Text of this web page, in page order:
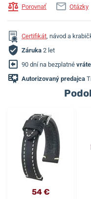
Porovnať Otázky
Certifikát, návod a
Záruka 2 let
90 dní na bezplatné
Autorizovaný predajca
54 €